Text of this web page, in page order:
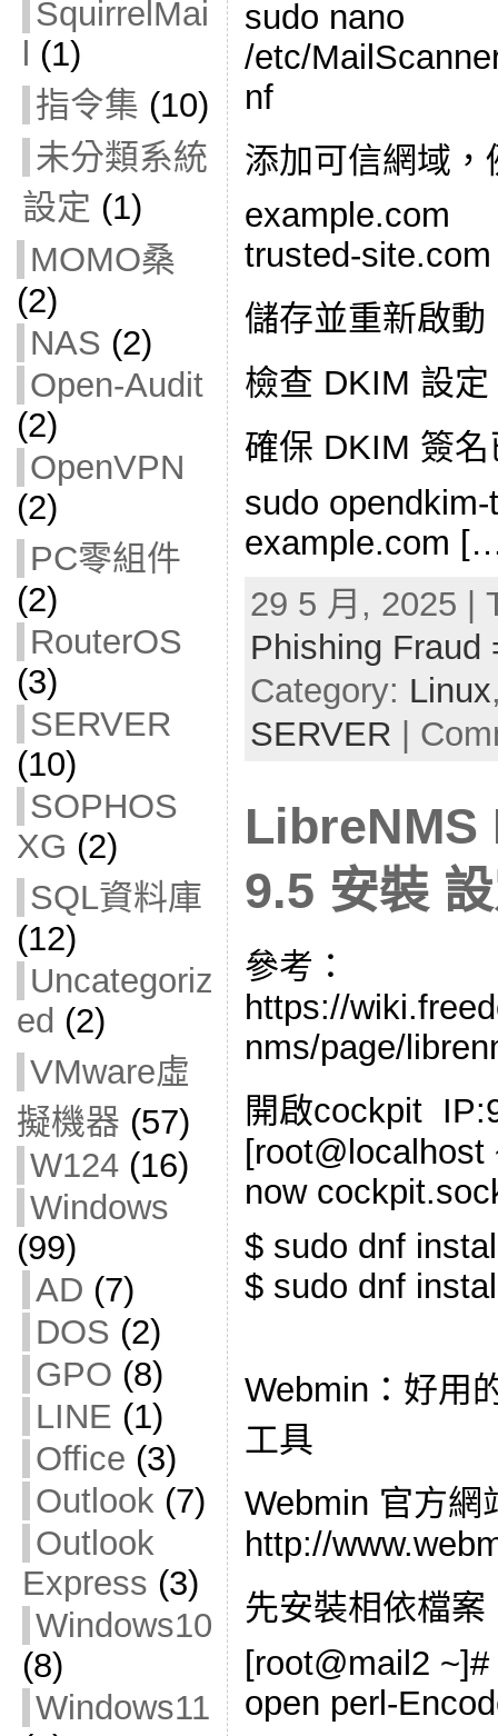
SquirrelMai
(1)
指令集 (10)
未分類系統
設定 (1)
MOMO桑
(2)
NAS (2)
Open-Audit
(2)
OpenVPN
(2)
PC零組件
(2)
RouterOS
(3)
SERVER
(10)
SOPHOS
XG (2)
SQL資料庫
(12)
Uncategoriz
ed (2)
VMware虛
擬機器 (57)
W124(16)
Windows
(99)
AD (7)
DOS (2)
GPO (8)
LINE (1)
Office (3)
Outlook(7)
Outlook
Express (3)
Windows10
(8)
Windows11
sudo nano
/etc/
nf
添加可信網域，
example.com
trusted-site.com
儲存並重新啟
檢查 DKIM 設定
確保 DKIM 簽
sudo
example.com
29 5 月, 2025 |
Phishing Fraud
Category: Linux
SERVER
9.5 安裝
參考：
https://
nms/page/
開啟cockpit
now
$ sudo dnf
$ sudo dnf
Webmin：好用
工具
Webmin 官方網
http://
先安裝相依檔案
[root@mail2
open perl-